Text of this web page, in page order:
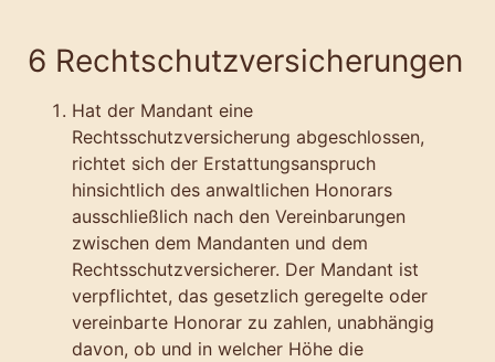
6 Rechtschutzversicherungen
Hat der Mandant eine
Rechtsschutzversicherung abgeschlossen,
richtet sich der Erstattungsanspruch
hinsichtlich des anwaltlichen Honorars
ausschließlich nach den Vereinbarungen
zwischen dem Mandanten und dem
Rechtsschutzversicherer. Der Mandant ist
verpflichtet, das gesetzlich geregelte oder
vereinbarte Honorar zu zahlen, unabhängig
davon, ob und in welcher Höhe die